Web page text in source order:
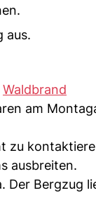
aus.
Waldbrand
am
zu
ausbreiten.
Der Bergzug